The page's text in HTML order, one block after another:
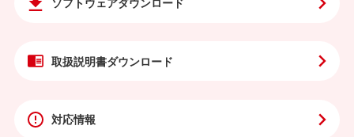
取扱説明書ダウンロード
対応情報